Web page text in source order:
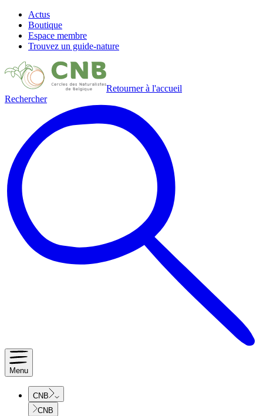
Actus
Boutique
Espace membre
Trouvez un guide-nature
Retourner à l'accueil
Rechercher
Menu
CNB
CNB